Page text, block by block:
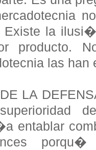
la
producto.
las han
LA
entablar
porqu�